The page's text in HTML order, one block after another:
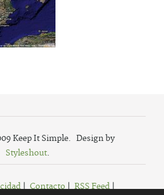
Keep It Simple. Design by
Styleshout.
| Contacto| RSS Feed|